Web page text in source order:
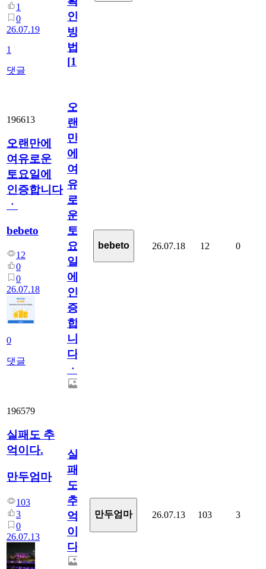
1
0
26.07.19
1
댓글
인
방
법
[1]
196613
오랜만에
여유로운
토요일에
인증합니다
ㆍ
bebeto
12
0
0
26.07.18
0
댓글
오
랜
만
에
여
유
로
운
토
요
일
에
인
증
합
니
다
ㆍ
bebeto 26.07.18 12 0
196579
실패도 추
억이다.
만두엄마
103
3
0
26.07.13
실
패
도
추
억
이
다.
만두엄마 26.07.13 103 3